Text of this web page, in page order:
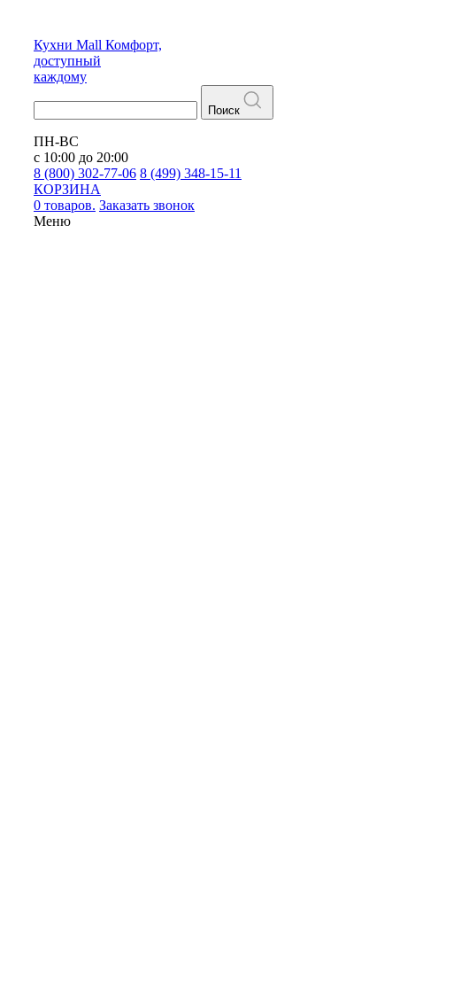
Кухни Mall Комфорт,
доступный
каждому
Поиск
ПН-ВС
с 10:00 до 20:00
8 (800) 302-77-06 8 (499) 348-15-11
КОРЗИНА
0 товаров. Заказать звонок
Меню